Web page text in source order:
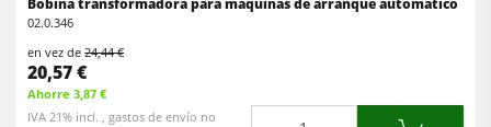
02.0.346
en vez de24,44 €
20,57 €
Ahorre 3,87 €
IVA 21% incl. , gastos de envío no